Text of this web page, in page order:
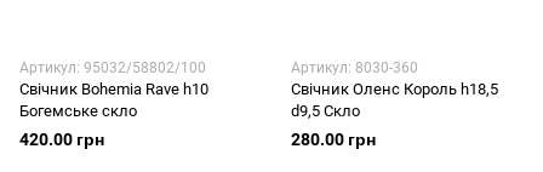
Артикул: 95032/58802/100
Свічник Bohemia Rave h10
Богемське скло
420.00 грн
Артикул: 8030-360
Свічник Оленс Король h18,5
d9,5 Скло
280.00 грн